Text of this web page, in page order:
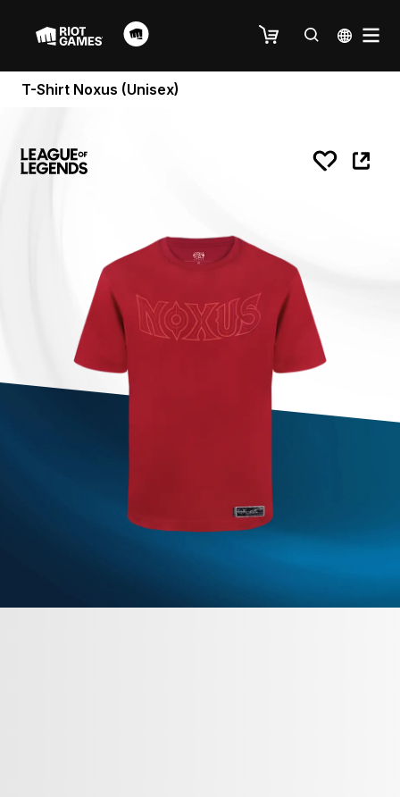
T-Shirt Noxus (Unisex)